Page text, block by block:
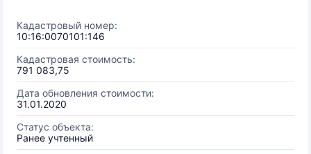
Кадастровый номер:
10:16:0070101:146
Кадастровая стоимость:
791 083,75
Дата обновления стоимости:
31.01.2020
Статус объекта:
Ранее учтенный